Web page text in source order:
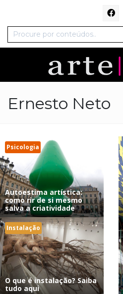
Ernesto Neto
Psicologia
Autoestima artística:
como rir de si mesmo
salva a criatividade
Instalação
O que é instalação? Saiba
tudo aqui